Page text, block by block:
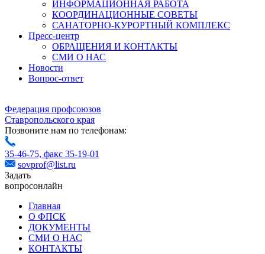
ИНФОРМАЦИОННАЯ РАБОТА
КООРДИНАЦИОННЫЕ СОВЕТЫ
САНАТОРНО-КУРОРТНЫЙ КОМПЛЕКС
Пресс-центр
ОБРАЩЕНИЯ И КОНТАКТЫ
СМИ О НАС
Новости
Вопрос-ответ
Федерация профсоюзов
Ставропольского края
Позвоните нам по телефонам:
35-46-75, факс 35-19-01
sovprof@list.ru
Задать
вопросонлайн
Главная
О ФПСК
ДОКУМЕНТЫ
СМИ О НАС
КОНТАКТЫ